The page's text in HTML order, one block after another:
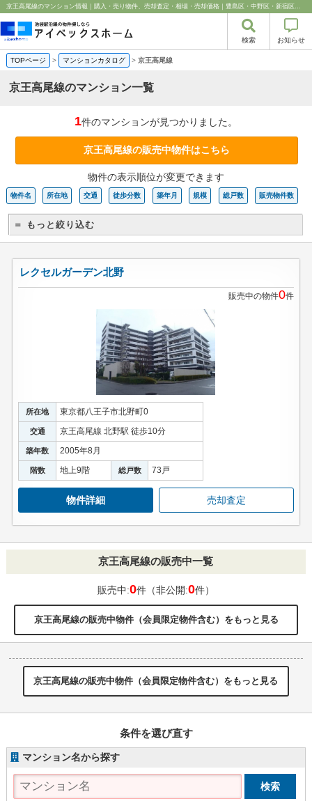
京王高尾線のマンション情報｜購入・売り物件、売却査定・相場・売却価格｜豊島区・中野区・新宿区の中古マンション・リノベーション情報なら池袋のアイベックスホーム！
検索 お知らせ
TOPページ > マンションカタログ > 京王高尾線
京王高尾線のマンション一覧
1件のマンションが見つかりました。
京王高尾線の販売中物件はこちら
物件の表示順位が変更できます
物件名 所在地 交通 徒歩分数 築年月 規模 総戸数 販売物件数
＝ もっと絞り込む
レクセルガーデン北野
販売中の物件0件
所在地 東京都八王子市北野町0
交通 京王高尾線 北野駅 徒歩10分
築年数 2005年8月
階数 地上9階 総戸数 73戸
物件詳細 売却査定
京王高尾線の販売中一覧
販売中:0件（非公開:0件）
京王高尾線の販売中物件（会員限定物件含む）をもっと見る
京王高尾線の販売中物件（会員限定物件含む）をもっと見る
条件を選び直す
マンション名から探す